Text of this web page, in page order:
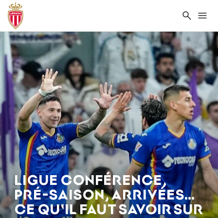
LIGUE CONFÉRENCE,
PRÉ-SAISON, ARRIVÉES…
CE QU'IL FAUT SAVOIR SUR